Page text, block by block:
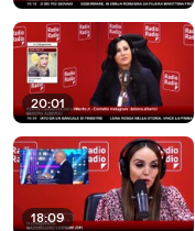
20:01
18:09